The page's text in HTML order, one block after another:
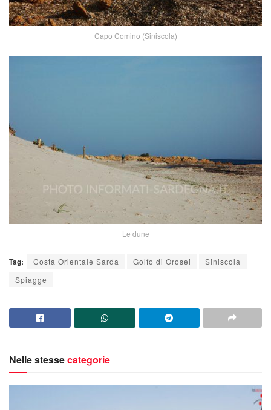
Capo Comino (Siniscola)
Le dune
Tag: Costa Orientale Sarda Golfo di Orosei
Siniscola
Spiagge
Nelle stessecategorie